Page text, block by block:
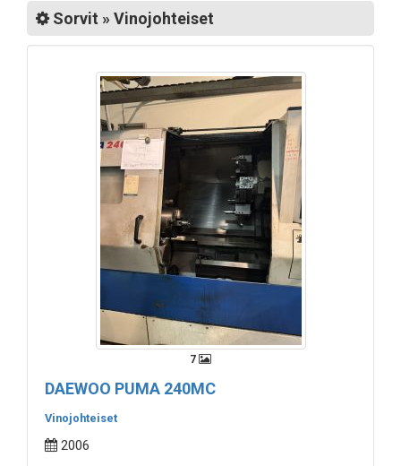
Sorvit » Vinojohteiset
7
DAEWOO PUMA 240MC
Vinojohteiset
2006